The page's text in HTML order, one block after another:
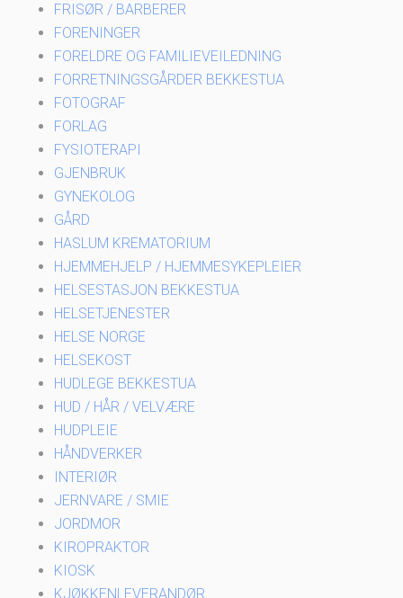
FRISØR / BARBERER
FORENINGER
FORELDRE OG FAMILIEVEILEDNING
FORRETNINGSGÅRDER BEKKESTUA
FOTOGRAF
FORLAG
FYSIOTERAPI
GJENBRUK
GYNEKOLOG
GÅRD
HASLUM KREMATORIUM
HJEMMEHJELP / HJEMMESYKEPLEIER
HELSESTASJON BEKKESTUA
HELSETJENESTER
HELSE NORGE
HELSEKOST
HUDLEGE BEKKESTUA
HUD / HÅR / VELVÆRE
HUDPLEIE
HÅNDVERKER
INTERIØR
JERNVARE / SMIE
JORDMOR
KIROPRAKTOR
KIOSK
KJØKKENLEVERANDØR